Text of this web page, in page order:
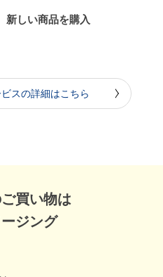
新しい商品を購入
スの詳細はこちら
買い物は
ジング